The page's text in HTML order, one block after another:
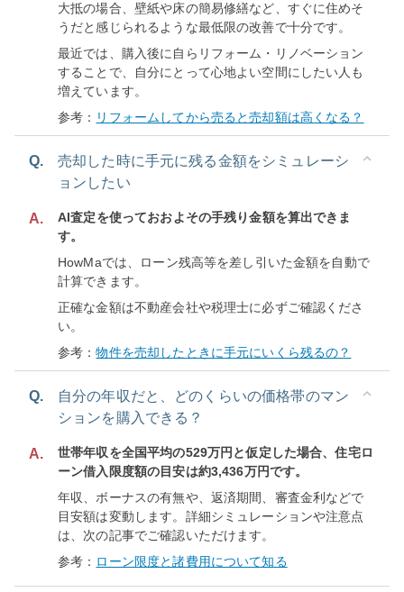
大抵の場合、壁紙や床の簡易修繕など、すぐに住めそ
うだと感じられるような最低限の改善で十分です。
最近では、購入後に自らリフォーム・リノベーション
することで、自分にとって心地よい空間にしたい人も
増えています。
参考： リフォームしてから売ると売却額は高くなる？
Q.
売却した時に手元に残る金額をシミュレーシ
ョンしたい
A.
AI査定を使っておおよその手残り金額を算出できま
す。
HowMaでは、ローン残高等を差し引いた金額を自動で
計算できます。
正確な金額は不動産会社や税理士に必ずご確認くださ
い。
参考：物件を売却したときに手元にいくら残るの？
Q.
自分の年収だと、どのくらいの価格帯のマン
ションを購入できる？
A.
世帯年収を全国平均の529万円と仮定した場合、住宅ロ
ーン借入限度額の目安は約3,436万円です。
年収、ボーナスの有無や、返済期間、審査金利などで
目安額は変動します。詳細シミュレーションや注意点
は、次の記事でご確認いただけます。
参考： ローン限度と諸費用について知る